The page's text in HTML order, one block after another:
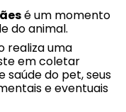
é um momento
do animal.
realiza uma
em coletar
saúde do pet, seus
e eventuais